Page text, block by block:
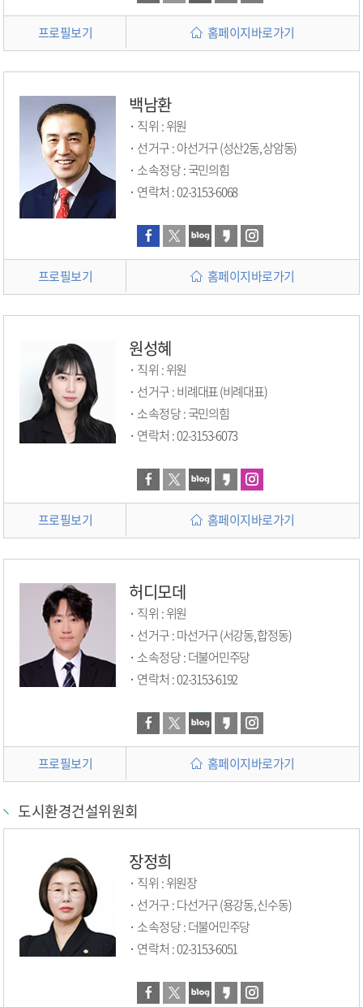
프로필보기 홈페이지바로가기
백남환
직위 :위원
선거구 :
아선거구 (성산2동, 상암동)
소속정당 :국민의힘
연락처 :02-3153-6068
프로필보기 홈페이지바로가기
원성혜
직위 :위원
선거구 :
비례대표 (비례대표)
소속정당 :국민의힘
연락처 :02-3153-6073
프로필보기 홈페이지바로가기
허디모데
직위 :위원
선거구 :
마선거구 (서강동, 합정동)
소속정당 :더불어민주당
연락처 :02-3153-6192
프로필보기 홈페이지바로가기
도시환경건설위원회
장정희
직위 :위원장
선거구 :
다선거구 (용강동, 신수동)
소속정당 :더불어민주당
연락처 :02-3153-6051